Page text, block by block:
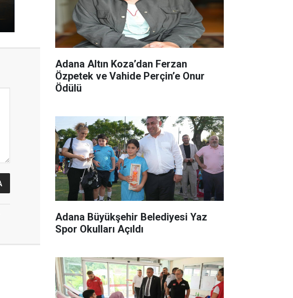
Adana Altın Koza’dan Ferzan
Özpetek ve Vahide Perçin’e Onur
Ödülü
Adana Büyükşehir Belediyesi Yaz
Spor Okulları Açıldı